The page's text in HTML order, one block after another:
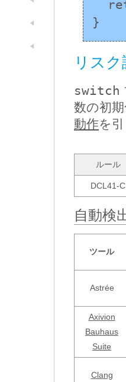
}
リス
switch
数の初
動作を
ルール
DCL41-C
自動検
ツール
Astrée
Axivion
Bauhaus
Suite
Clang